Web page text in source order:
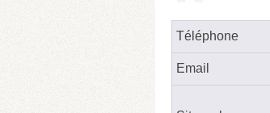
Téléphone
Email